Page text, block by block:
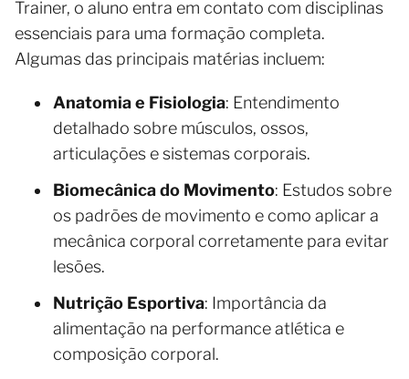
Trainer, o aluno entra em contato com disciplinas
essenciais para uma formação completa.
Algumas das principais matérias incluem:
Anatomia e Fisiologia: Entendimento
detalhado sobre músculos, ossos,
articulações e sistemas corporais.
Biomecânica do Movimento: Estudos sobre
os padrões de movimento e como aplicar a
mecânica corporal corretamente para evitar
lesões.
Nutrição Esportiva: Importância da
alimentação na performance atlética e
composição corporal.